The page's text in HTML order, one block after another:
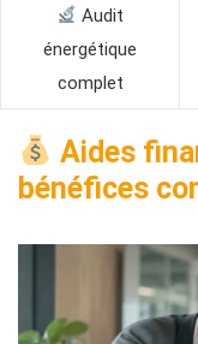
Audit
énergétique
complet
Aides
bénéfices